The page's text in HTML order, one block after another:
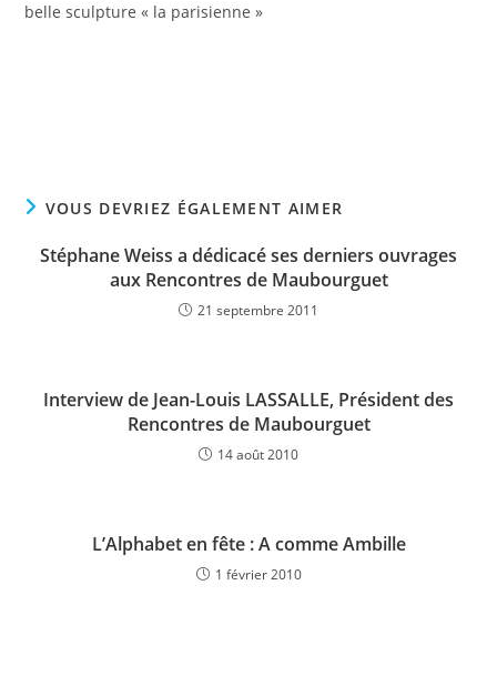
belle sculpture « la parisienne »
VOUS DEVRIEZ ÉGALEMENT AIMER
Stéphane Weiss a dédicacé ses derniers ouvrages
aux Rencontres de Maubourguet
21 septembre 2011
Interview de Jean-Louis LASSALLE, Président des
Rencontres de Maubourguet
14 août 2010
L’Alphabet en fête : A comme Ambille
1 février 2010